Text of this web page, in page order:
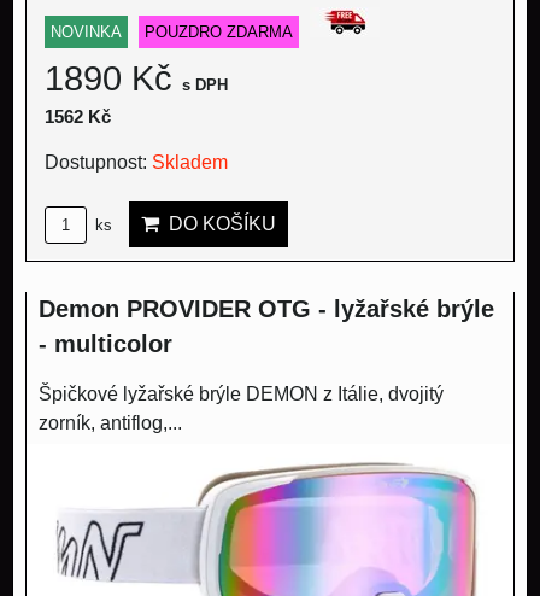
NOVINKA POUZDRO ZDARMA
1890 Kč s DPH
1562 Kč
Dostupnost: Skladem
ks DO KOŠÍKU
Demon PROVIDER OTG - lyžařské brýle
- multicolor
Špičkové lyžařské brýle DEMON z Itálie, dvojitý
zorník, antiflog,...